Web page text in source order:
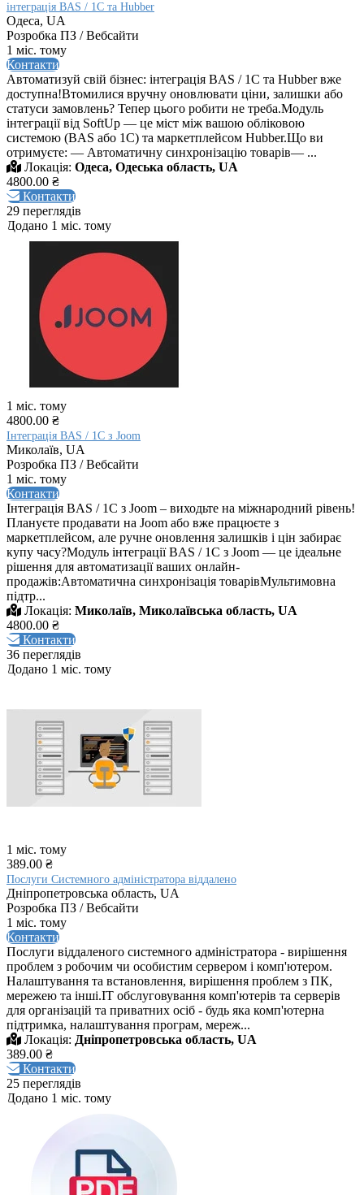
інтеграція BAS / 1С та Hubber
Одеса, UA
Розробка ПЗ / Вебсайти
1 міс. тому
Контакти
Автоматизуй свій бізнес: інтеграція BAS / 1С та Hubber вже
доступна!Втомилися вручну оновлювати ціни, залишки або
статуси замовлень? Тепер цього робити не треба.Модуль
інтеграції від SoftUp — це міст між вашою обліковою
системою (BAS або 1С) та маркетплейсом Hubber.Що ви
отримуєте: — Автоматичну синхронізацію товарів— ...
Локація: Одеса, Одеська область, UA
4800.00 ₴
Контакти
29 переглядів
Додано 1 міс. тому
1 міс. тому
4800.00 ₴
Інтеграція BAS / 1C з Joom
Миколаїв, UA
Розробка ПЗ / Вебсайти
1 міс. тому
Контакти
Інтеграція BAS / 1C з Joom – виходьте на міжнародний рівень!
Плануєте продавати на Joom або вже працюєте з
маркетплейсом, але ручне оновлення залишків і цін забирає
купу часу?Модуль інтеграції BAS / 1C з Joom — це ідеальне
рішення для автоматизації ваших онлайн-
продажів:Автоматична синхронізація товарівМультимовна
підтр...
Локація: Миколаїв, Миколаївська область, UA
4800.00 ₴
Контакти
36 переглядів
Додано 1 міс. тому
1 міс. тому
389.00 ₴
Послуги Системного адміністратора віддалено
Дніпропетровська область, UA
Розробка ПЗ / Вебсайти
1 міс. тому
Контакти
Послуги віддаленого системного адміністратора - вирішення
проблем з робочим чи особистим сервером і комп'ютером.
Налаштування та встановлення, вирішення проблем з ПК,
мережею та інші.IT обслуговування комп'ютерів та серверів
для організацій та приватних осіб - будь яка комп'ютерна
підтримка, налаштування програм, мереж...
Локація: Дніпропетровська область, UA
389.00 ₴
Контакти
25 переглядів
Додано 1 міс. тому